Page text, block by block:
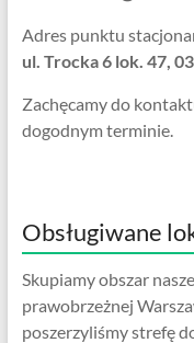
Adres punktu
ul. Trocka 6 lok. 47,
Zachęcamy do
dogodnym terminie.
Obsługiwane
Skupiamy obszar
prawobrzeżnej
poszerzyliśmy strefę